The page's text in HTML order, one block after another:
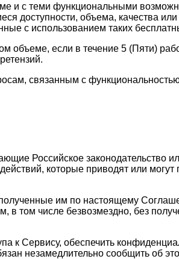
и с теми функциональными
доступности, объема, качества
с использованием таких
если в течение 5 (Пяти)
связанным с
Российское законодательство
которые приводят или
им по настоящему
в том числе безвозмездно, без
к Сервису, обеспечить
незамедлительно сообщить об